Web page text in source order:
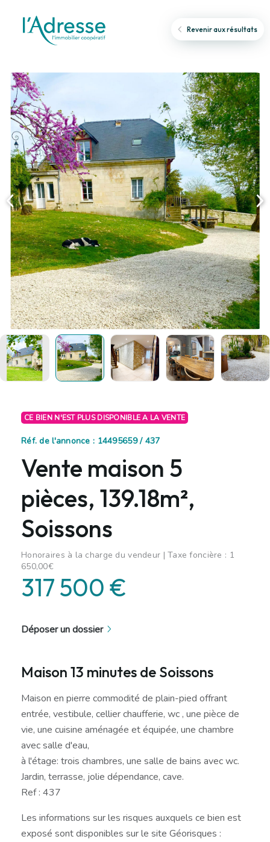
Revenir aux résultats
CE BIEN N'EST PLUS DISPONIBLE A LA VENTE
Réf. de l'annonce : 14495659 / 437
Vente maison 5
pièces, 139.18m²,
Soissons
Honoraires à la charge du vendeur | Taxe foncière : 1
650,00€
317 500 €
Déposer un dossier
Maison 13 minutes de Soissons
Maison en pierre commodité de plain-pied offrant
entrée, vestibule, cellier chaufferie, wc , une pièce de
vie, une cuisine aménagée et équipée, une chambre
avec salle d'eau,
à l'étage: trois chambres, une salle de bains avec wc.
Jardin, terrasse, jolie dépendance, cave.
Ref : 437
Les informations sur les risques auxquels ce bien est
exposé sont disponibles sur le site Géorisques :